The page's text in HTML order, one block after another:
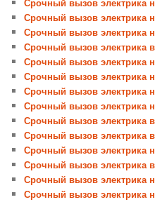
Срочный вызов электрика
Срочный вызов электрика
Срочный вызов электрика
Срочный вызов электрика
Срочный вызов электрика
Срочный вызов электрика
Срочный вызов электрика
Срочный вызов электрика
Срочный вызов электрика
Срочный вызов электрика
Срочный вызов электрика
Срочный вызов электрика
Срочный вызов электрика
Срочный вызов электрика